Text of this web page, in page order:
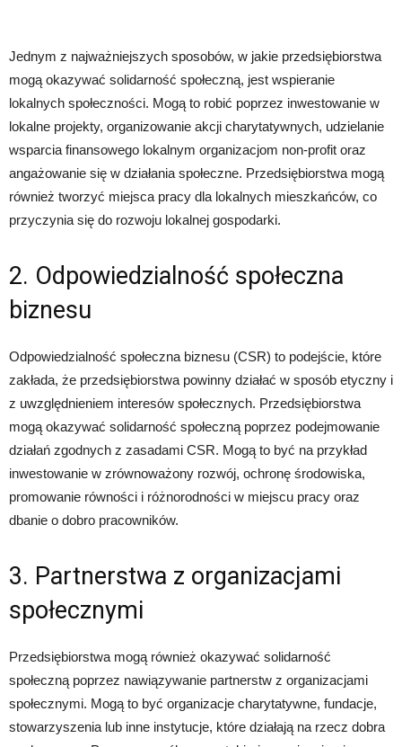
Jednym z najważniejszych sposobów, w jakie przedsiębiorstwa
mogą okazywać solidarność społeczną, jest wspieranie
lokalnych społeczności. Mogą to robić poprzez inwestowanie w
lokalne projekty, organizowanie akcji charytatywnych, udzielanie
wsparcia finansowego lokalnym organizacjom non-profit oraz
angażowanie się w działania społeczne. Przedsiębiorstwa mogą
również tworzyć miejsca pracy dla lokalnych mieszkańców, co
przyczynia się do rozwoju lokalnej gospodarki.
2. Odpowiedzialność społeczna
biznesu
Odpowiedzialność społeczna biznesu (CSR) to podejście, które
zakłada, że przedsiębiorstwa powinny działać w sposób etyczny i
z uwzględnieniem interesów społecznych. Przedsiębiorstwa
mogą okazywać solidarność społeczną poprzez podejmowanie
działań zgodnych z zasadami CSR. Mogą to być na przykład
inwestowanie w zrównoważony rozwój, ochronę środowiska,
promowanie równości i różnorodności w miejscu pracy oraz
dbanie o dobro pracowników.
3. Partnerstwa z organizacjami
społecznymi
Przedsiębiorstwa mogą również okazywać solidarność
społeczną poprzez nawiązywanie partnerstw z organizacjami
społecznymi. Mogą to być organizacje charytatywne, fundacje,
stowarzyszenia lub inne instytucje, które działają na rzecz dobra